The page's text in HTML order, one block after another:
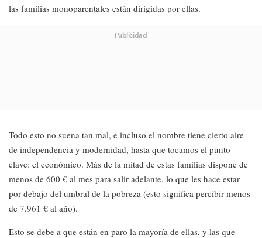
las familias monoparentales están dirigidas por ellas.
Publicidad
Todo esto no suena tan mal, e incluso el nombre tiene cierto aire
de independencia y modernidad, hasta que tocamos el punto
clave: el económico. Más de la mitad de estas familias dispone de
menos de 600 € al mes para salir adelante, lo que les hace estar
por debajo del umbral de la pobreza (esto significa percibir menos
de 7.961 € al año).
Esto se debe a que están en paro la mayoría de ellas, y las que